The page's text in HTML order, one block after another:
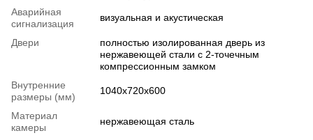
Аварийная
сигнализация
визуальная и акустическая
Двери
полностью изолированная дверь из
нержавеющей стали с 2-точечным
компрессионным замком
Внутренние
размеры (мм)
1040х720х600
Материал
камеры
нержавеющая сталь